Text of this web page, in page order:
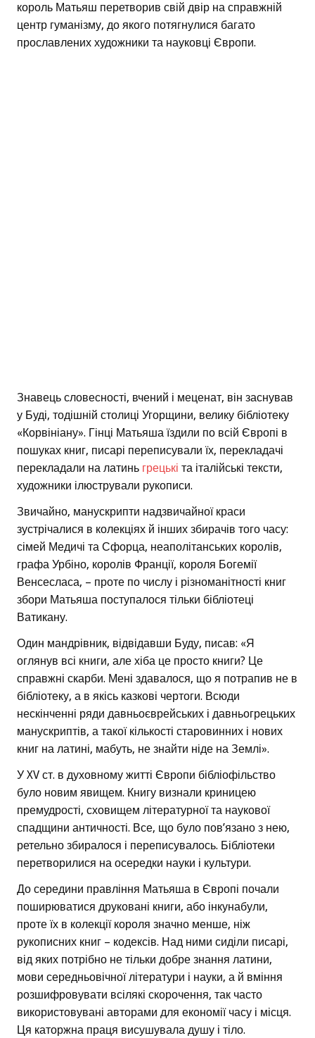
король Матьяш перетворив свій двір на справжній
центр гуманізму, до якого потягнулися багато
прославлених художники та науковці Європи.
Знавець словесності, вчений і меценат, він заснував
у Буді, тодішній столиці Угорщини, велику бібліотеку
«Корвініану». Гінці Матьяша їздили по всій Європі в
пошуках книг, писарі переписували їх, перекладачі
перекладали на латинь грецькі та італійські тексти,
художники ілюстрували рукописи.
Звичайно, манускрипти надзвичайної краси
зустрічалися в колекціях й інших збирачів того часу:
сімей Медичі та Сфорца, неаполітанських королів,
графа Урбіно, королів Франції, короля Богемії
Венсесласа, – проте по числу і різноманітності книг
збори Матьяша поступалося тільки бібліотеці
Ватикану.
Один мандрівник, відвідавши Буду, писав: «Я
оглянув всі книги, але хіба це просто книги? Це
справжні скарби. Мені здавалося, що я потрапив не в
бібліотеку, а в якісь казкові чертоги. Всюди
нескінченні ряди давньоєврейських і давньогрецьких
манускриптів, а такої кількості старовинних і нових
книг на латині, мабуть, не знайти ніде на Землі».
У XV ст. в духовному житті Європи бібліофільство
було новим явищем. Книгу визнали криницею
премудрості, сховищем літературної та наукової
спадщини античності. Все, що було пов’язано з нею,
ретельно збиралося і переписувалось. Бібліотеки
перетворилися на осередки науки і культури.
До середини правління Матьяша в Європі почали
поширюватися друковані книги, або інкунабули,
проте їх в колекції короля значно менше, ніж
рукописних книг – кодексів. Над ними сиділи писарі,
від яких потрібно не тільки добре знання латини,
мови середньовічної літератури і науки, а й вміння
розшифровувати всілякі скорочення, так часто
використовувані авторами для економії часу і місця.
Ця каторжна праця висушувала душу і тіло.